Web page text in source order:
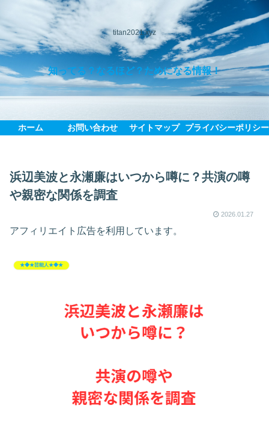
titan2021.xyz
知ってる？なるほど？ためになる情報！
ホーム お問い合わせ サイトマップ プライバシーポリシー
浜辺美波と永瀬廉はいつから噂に？共演の噂
や親密な関係を調査
2026.01.27
アフィリエイト広告を利用しています。
★◆★芸能人★◆★